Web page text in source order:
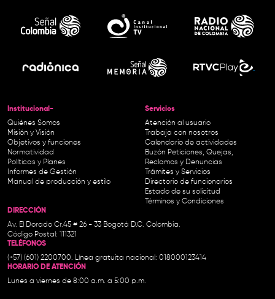
Institucional-
Quiénes Somos
Misión y Visión
Objetivos y funciones
Normatividad
Políticas y Planes
Informes de Gestión
Manual de producción y estilo
Servicios
Atención al usuario
Trabaja con nosotros
Calendario de actividades
Buzón Peticiones, Quejas,
Reclamos y Denuncias
Trámites y Servicios
Directorio de funcionarios
Estado de su solicitud
Términos y Condiciones
DIRECCIÓN
Av. El Dorado Cr.45 # 26 - 33 Bogotá D.C. Colombia.
Código Postal: 111321
TELÉFONOS
(+57) (601) 2200700. Línea gratuita nacional: 018000123414
HORARIO DE ATENCIÓN
Lunes a viernes de 8:00 a.m. a 5:00 p.m.